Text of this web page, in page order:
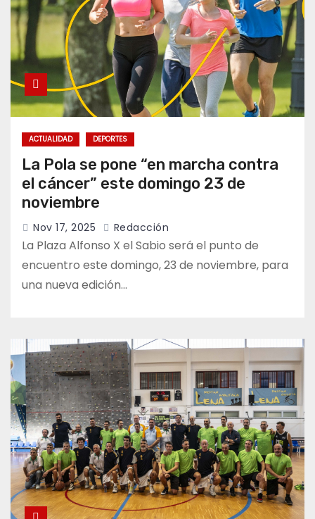
ACTUALIDAD DEPORTES
La Pola se pone “en marcha contra
el cáncer” este domingo 23 de
noviembre
Nov 17, 2025 Redacción
La Plaza Alfonso X el Sabio será el punto de
encuentro este domingo, 23 de noviembre, para
una nueva edición…